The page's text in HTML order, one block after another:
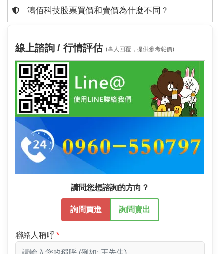
鴻佰科技股票買價和賣價為什麼不同？
線上諮詢 / 行情評估 (專人回覆，提供參考報價)
請問您想諮詢的方向？
詢問買進 詢問賣出
聯絡人稱呼